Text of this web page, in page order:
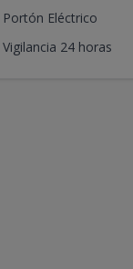
Portón Eléctrico
Vigilancia 24 horas